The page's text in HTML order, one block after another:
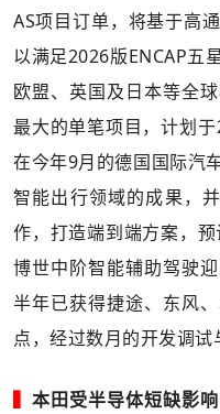
AS项目订单，将基于高
以满足2026版ENCAP五
欧盟、英国及日本等全
最大的单笔项目，计划
在今年9月的德国国际汽
智能出行领域的成果，
作，打造端到端方案，
博世中阶智能辅助驾驶
半年已获得捷途、东风
点，经过数月的开发调试
本田受半导体短缺影